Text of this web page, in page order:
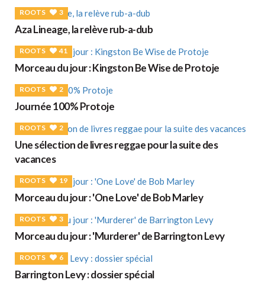
ROOTS 3
Aza Lineage, la relève rub-a-dub
ROOTS 41
Morceau du jour : Kingston Be Wise de Protoje
ROOTS 2
Journée 100% Protoje
ROOTS 2
Une sélection de livres reggae pour la suite des
vacances
ROOTS 19
Morceau du jour : 'One Love' de Bob Marley
ROOTS 3
Morceau du jour : 'Murderer' de Barrington Levy
ROOTS 6
Barrington Levy : dossier spécial